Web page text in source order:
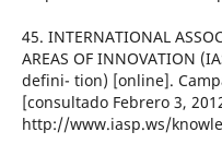
45. INTERNATIONAL
AREAS OF INNOVATION
defini- tion) [online].
[consultado Febrero 3,
http://www.iasp.ws/